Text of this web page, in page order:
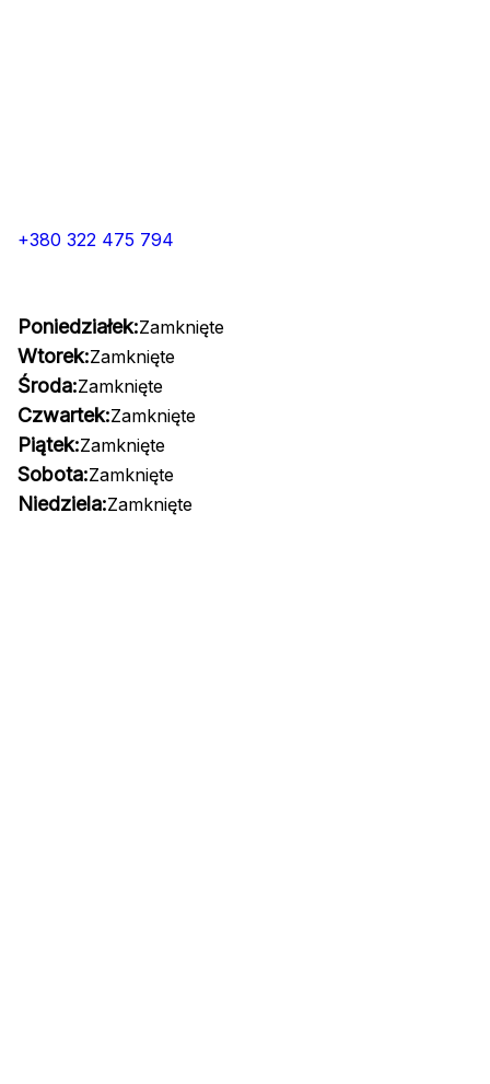
+380 322 475 794
Poniedziałek:Zamknięte
Wtorek:Zamknięte
Środa:Zamknięte
Czwartek:Zamknięte
Piątek:Zamknięte
Sobota:Zamknięte
Niedziela:Zamknięte